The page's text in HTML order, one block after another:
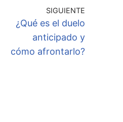
SIGUIENTE
¿Qué es el duelo
anticipado y
cómo afrontarlo?